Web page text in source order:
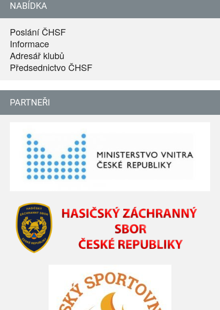
NABÍDKA
Poslání ČHSF
Informace
Adresář klubů
Předsednictvo ČHSF
PARTNEŘI